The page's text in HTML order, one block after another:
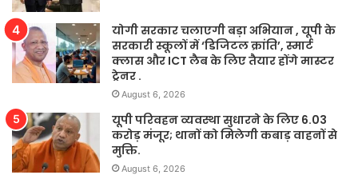
योगी सरकार चलाएगी बड़ा अभियान , यूपी के
सरकारी स्कूलों में ‘डिजिटल क्रांति’, स्मार्ट
क्लास और ICT लैब के लिए तैयार होंगे मास्टर
ट्रेनर .
August 6, 2026
यूपी परिवहन व्यवस्था सुधारने के लिए 6.03
करोड़ मंजूर; थानों को मिलेगी कबाड़ वाहनों से
मुक्ति.
August 6, 2026